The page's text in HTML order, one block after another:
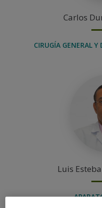
Carlos
CIRUGÍA GENERAL
Luis